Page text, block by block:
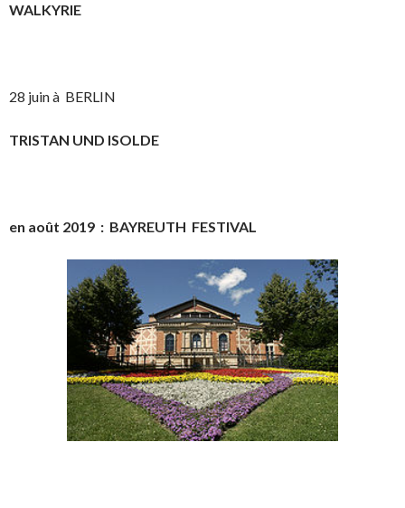
WALKYRIE
28 juin à BERLIN
TRISTAN UND ISOLDE
en août 2019 : BAYREUTH FESTIVAL